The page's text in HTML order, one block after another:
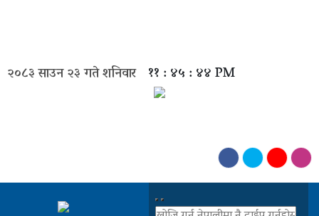
समाचार
२०८३ साउन २३ गते शनिवार ११ : ४५ : ४४ PM